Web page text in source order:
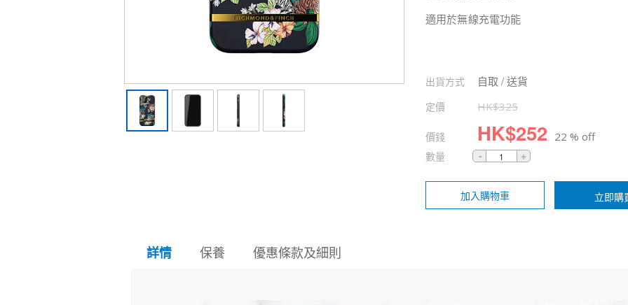
適用於無線充電功能
出貨方式 自取 / 送貨
定價 HK$325
價錢 HK$252 22 % off
數量
加入購物車 立即購
詳情 保養 優惠條款及細則